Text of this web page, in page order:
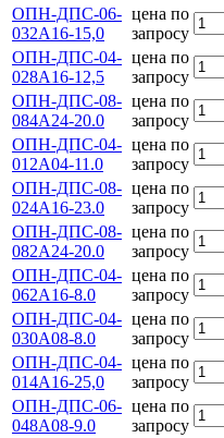
ОПН-ДПС-06-
032А16-15,0
цена по
запросу
ОПН-ДПС-04-
028А16-12,5
цена по
запросу
ОПН-ДПС-08-
084А24-20.0
цена по
запросу
ОПН-ДПС-04-
012А04-11.0
цена по
запросу
ОПН-ДПС-08-
024А16-23.0
цена по
запросу
ОПН-ДПС-08-
082А24-20.0
цена по
запросу
ОПН-ДПС-04-
062А16-8.0
цена по
запросу
ОПН-ДПС-04-
030А08-8.0
цена по
запросу
ОПН-ДПС-04-
014А16-25,0
цена по
запросу
ОПН-ДПС-06-
048А08-9.0
цена по
запросу